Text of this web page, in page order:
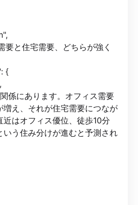
要と住宅需要、どちらが強く
{
係にあります。オフィス需要
増え、それが住宅需要につなが
近はオフィス優位、徒歩10分
いう住み分けが進むと予測され